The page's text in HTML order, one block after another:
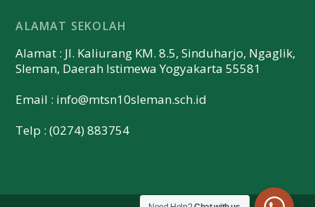
ALAMAT SEKOLAH
Alamat : Jl. Kaliurang KM. 8.5, Sinduharjo, Ngaglik,
Sleman, Daerah Istimewa Yogyakarta 55581
Email : info@mtsn10sleman.sch.id
Telp : (0274) 883754